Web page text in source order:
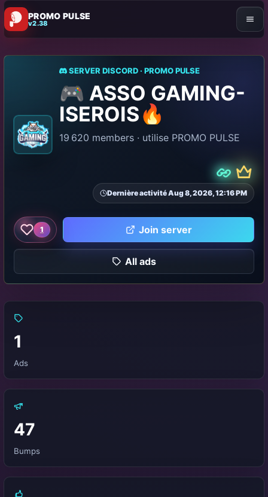
PROMO PULSE
v2.38
SERVER DISCORD · PROMO PULSE
🎮 ASSO GAMING-
ISEROIS🔥
19 620 members · utilise PROMO PULSE
Partner
Dernière activité Aug 8, 2026, 12:16 PM
Like this server
1 Join server
All ads
1
Ads
47
Bumps